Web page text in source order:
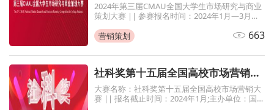
2024年第三届CMAU全国大学生市场研究与商业
策划大赛 || 参赛报名时间：2024年1月—3月；
营销策划
663
社科奖第十五届全国高校市场营销大赛
大赛名称：社科奖第十五届全国高校市场营销大
赛 || 报名截止时间：2024年1月;主办单位：国